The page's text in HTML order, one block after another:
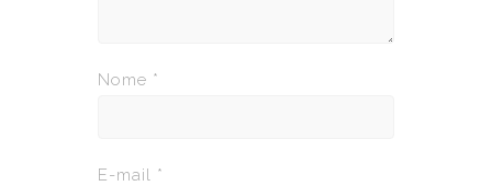
Nome *
E-mail *